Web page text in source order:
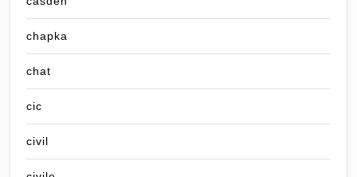
chapka
chat
cic
civil